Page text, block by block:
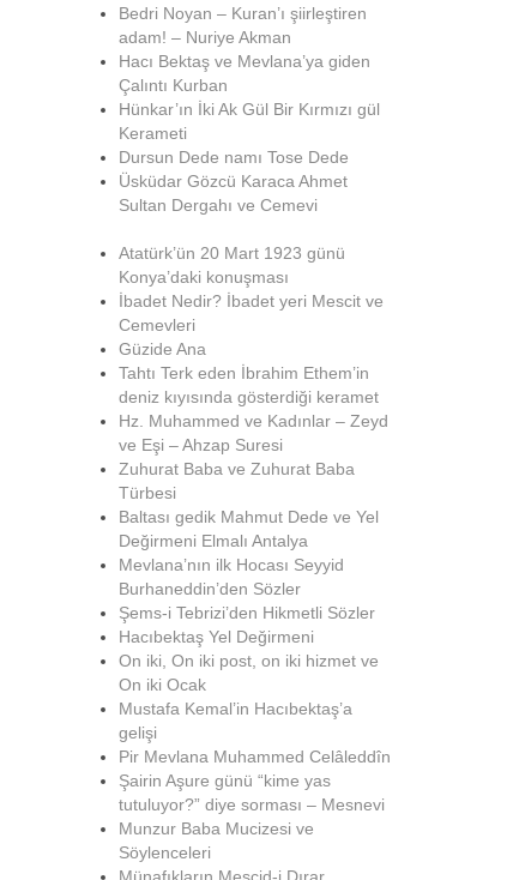
Bedri Noyan – Kuran’ı şiirleştiren
adam! – Nuriye Akman
Hacı Bektaş ve Mevlana’ya giden
Çalıntı Kurban
Hünkar’ın İki Ak Gül Bir Kırmızı gül
Kerameti
Dursun Dede namı Tose Dede
Üsküdar Gözcü Karaca Ahmet
Sultan Dergahı ve Cemevi
Atatürk’ün 20 Mart 1923 günü
Konya’daki konuşması
İbadet Nedir? İbadet yeri Mescit ve
Cemevleri
Güzide Ana
Tahtı Terk eden İbrahim Ethem’in
deniz kıyısında gösterdiği keramet
Hz. Muhammed ve Kadınlar – Zeyd
ve Eşi – Ahzap Suresi
Zuhurat Baba ve Zuhurat Baba
Türbesi
Baltası gedik Mahmut Dede ve Yel
Değirmeni Elmalı Antalya
Mevlana’nın ilk Hocası Seyyid
Burhaneddin’den Sözler
Şems-i Tebrizi’den Hikmetli Sözler
Hacıbektaş Yel Değirmeni
On iki, On iki post, on iki hizmet ve
On iki Ocak
Mustafa Kemal’in Hacıbektaş’a
gelişi
Pir Mevlana Muhammed Celâleddîn
Şairin Aşure günü “kime yas
tutuluyor?” diye sorması – Mesnevi
Munzur Baba Mucizesi ve
Söylenceleri